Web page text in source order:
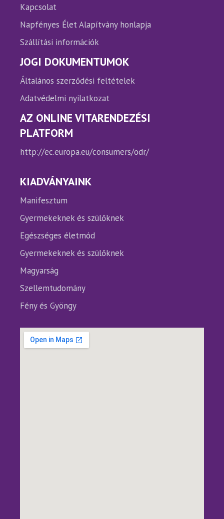
Kapcsolat
Napfényes Élet Alapítvány honlapja
Szállítási információk
JOGI DOKUMENTUMOK
Általános szerződési feltételek
Adatvédelmi nyilatkozat
AZ ONLINE VITARENDEZÉSI
PLATFORM
http://ec.europa.eu/consumers/odr/
KIADVÁNYAINK
Manifesztum
Gyermekeknek és szülőknek
Egészséges életmód
Gyermekeknek és szülőknek
Magyarság
Szellemtudomány
Fény és Gyöngy